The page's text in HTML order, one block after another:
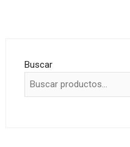
Buscar